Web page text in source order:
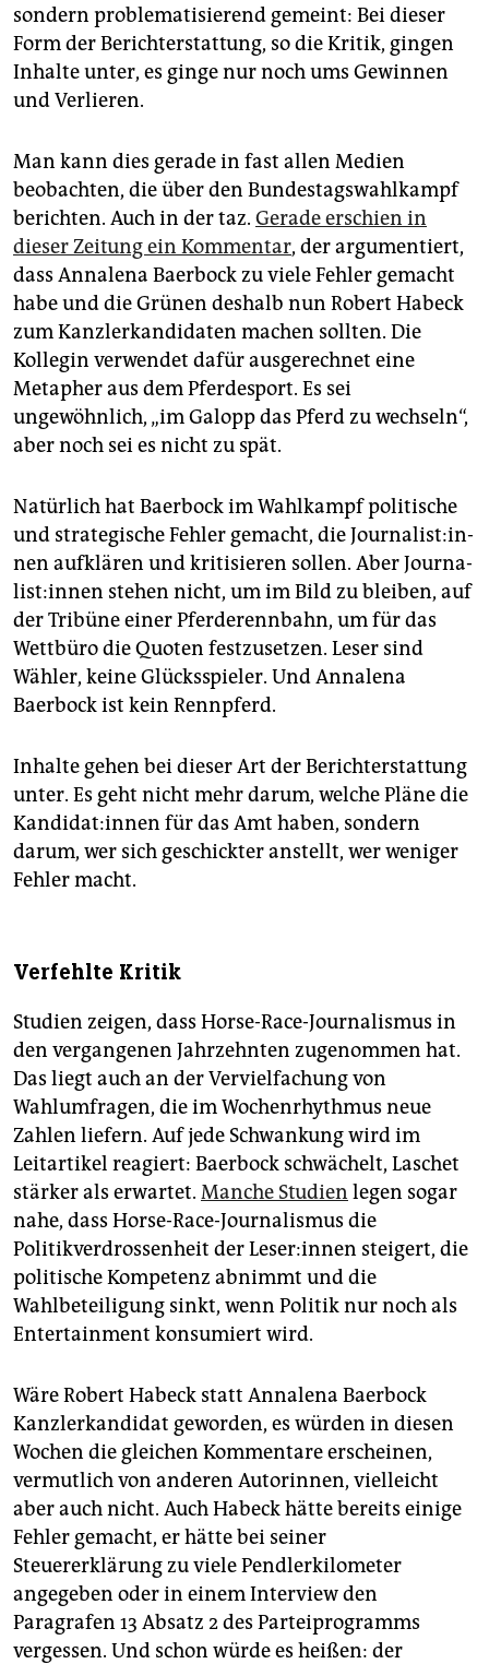
sondern problematisierend gemeint: Bei dieser
Form der Berichterstattung, so die Kritik, gingen
Inhalte unter, es ginge nur noch ums Gewinnen
und Verlieren.
Man kann dies gerade in fast allen Medien
beobachten, die über den Bundestagswahlkampf
berichten. Auch in der taz. Gerade erschien in
dieser Zeitung ein Kommentar, der argumentiert,
dass Annalena Baerbock zu viele Fehler gemacht
habe und die Grünen deshalb nun Robert Habeck
zum Kanzlerkandidaten machen sollten. Die
Kollegin verwendet dafür ausgerechnet eine
Metapher aus dem Pferdesport. Es sei
ungewöhnlich, „im Galopp das Pferd zu wechseln“,
aber noch sei es nicht zu spät.
Natürlich hat Baerbock im Wahlkampf politische
und strategische Fehler gemacht, die Jour­na­lis­t:in­
nen aufklären und kritisieren sollen. Aber Jour­na­
lis­t:in­nen stehen nicht, um im Bild zu bleiben, auf
der Tribüne einer Pferderennbahn, um für das
Wettbüro die Quoten festzusetzen. Leser sind
Wähler, keine Glücksspieler. Und Annalena
Baerbock ist kein Rennpferd.
Inhalte gehen bei dieser Art der Berichterstattung
unter. Es geht nicht mehr darum, welche Pläne die
Kan­di­da­t:in­nen für das Amt haben, sondern
darum, wer sich geschickter anstellt, wer weniger
Fehler macht.
Verfehlte Kritik
Studien zeigen, dass Horse-Race-Journalismus in
den vergangenen Jahrzehnten zugenommen hat.
Das liegt auch an der Vervielfachung von
Wahlumfragen, die im Wochenrhythmus neue
Zahlen liefern. Auf jede Schwankung wird im
Leitartikel reagiert: Baerbock schwächelt, Laschet
stärker als erwartet. Manche Studien legen sogar
nahe, dass Horse-Race-Journalismus die
Politikverdrossenheit der Le­se­r:in­nen steigert, die
politische Kompetenz abnimmt und die
Wahlbeteiligung sinkt, wenn Politik nur noch als
Entertainment konsumiert wird.
Wäre Robert Habeck statt Annalena Baerbock
Kanzlerkandidat geworden, es würden in diesen
Wochen die gleichen Kommentare erscheinen,
vermutlich von anderen Autorinnen, vielleicht
aber auch nicht. Auch Habeck hätte bereits einige
Fehler gemacht, er hätte bei seiner
Steuererklärung zu viele Pendlerkilometer
angegeben oder in einem Interview den
Paragrafen 13 Absatz 2 des Parteiprogramms
vergessen. Und schon würde es heißen: der